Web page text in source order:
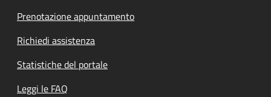
Prenotazione appuntamento
Richiedi assistenza
Statistiche del portale
Leggi le FAQ